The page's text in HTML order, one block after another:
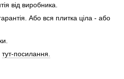
від виробника.
Або вся плитка ціла - або
тут-посилання.